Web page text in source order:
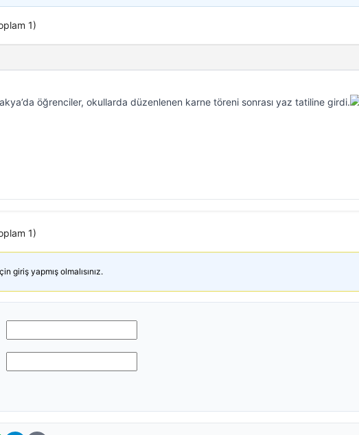
1)
öğrenciler, okullarda düzenlenen karne töreni sonrası yaz tatiline girdi.
1)
giriş yapmış olmalısınız.